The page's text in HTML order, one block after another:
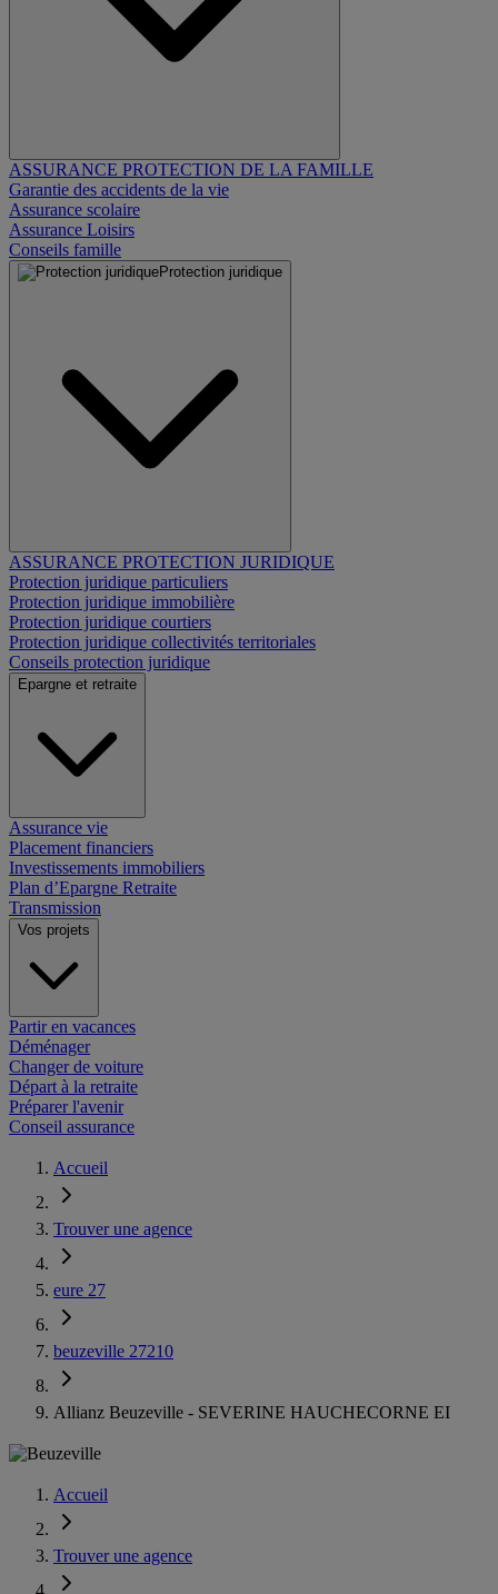
ASSURANCE PROTECTION DE LA FAMILLE
Garantie des accidents de la vie
Assurance scolaire
Assurance Loisirs
Conseils famille
Protection juridique
ASSURANCE PROTECTION JURIDIQUE
Protection juridique particuliers
Protection juridique immobilière
Protection juridique courtiers
Protection juridique collectivités territoriales
Conseils protection juridique
Epargne et retraite
Assurance vie
Placement financiers
Investissements immobiliers
Plan d’Epargne Retraite
Transmission
Vos projets
Partir en vacances
Déménager
Changer de voiture
Départ à la retraite
Préparer l'avenir
Conseil assurance
Accueil
Trouver une agence
eure 27
beuzeville 27210
Allianz Beuzeville - SEVERINE HAUCHECORNE EI
Accueil
Trouver une agence